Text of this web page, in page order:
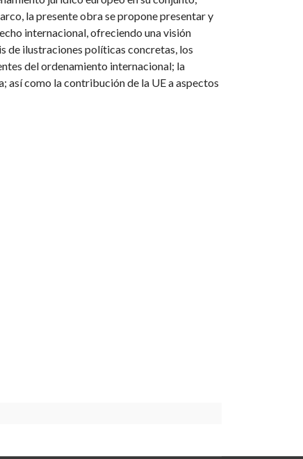
la presente obra se propone presentar y
internacional, ofreciendo una visión
de ilustraciones políticas concretas, los
del ordenamiento internacional; la
así como la contribución de la UE a aspectos